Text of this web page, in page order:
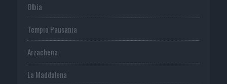
Olbia
Tempio Pausania
Arzachena
La Maddalena